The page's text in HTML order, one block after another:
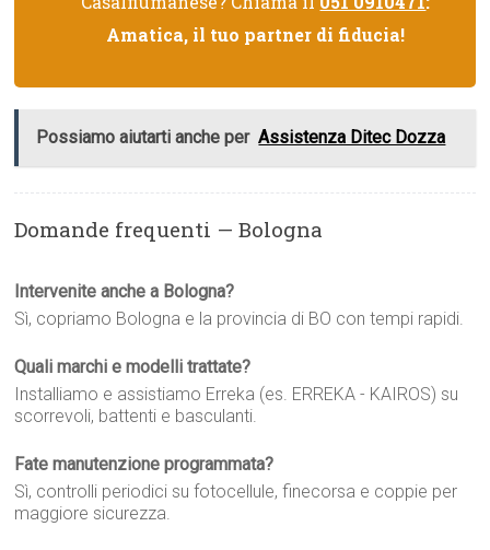
Amatica, il tuo partner di fiducia!
Possiamo aiutarti anche per Assistenza Ditec Dozza
Domande frequenti — Bologna
Intervenite anche a Bologna?
Sì, copriamo Bologna e la provincia di BO con tempi rapidi.
Quali marchi e modelli trattate?
Installiamo e assistiamo Erreka (es. ERREKA - KAIROS) su
scorrevoli, battenti e basculanti.
Fate manutenzione programmata?
Sì, controlli periodici su fotocellule, finecorsa e coppie per
maggiore sicurezza.